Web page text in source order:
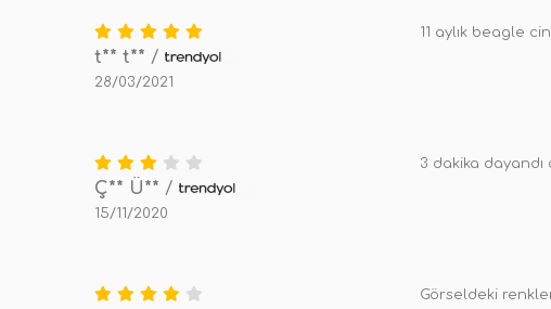
t** t** /
28/03/2021
11 aylık beagle
Ç** Ü** /
15/11/2020
3 dakika
Görseldeki